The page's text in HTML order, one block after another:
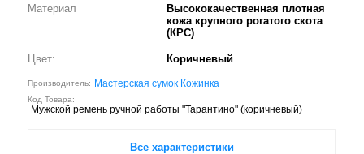
Материал
Высококачественная плотная
кожа крупного рогатого скота
(КРС)
Цвет: Коричневый
Производитель: Мастерская сумок Кожинка
Код Товара:
Мужской ремень ручной работы "Тарантино" (коричневый)
Все характеристики